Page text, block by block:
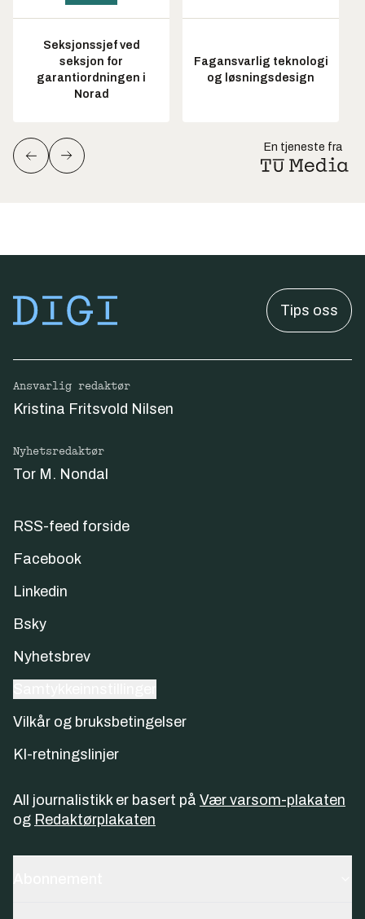
Seksjonssjef ved
seksjon for
garantiordningen i
Norad
Fagansvarlig teknologi
og løsningsdesign
En tjeneste fra
Tips oss
Ansvarlig redaktør
Kristina Fritsvold Nilsen
Nyhetsredaktør
Tor M. Nondal
RSS-feed forside
Facebook
Linkedin
Bsky
Nyhetsbrev
Vilkår og bruksbetingelser
KI-retningslinjer
All journalistikk er basert på Vær varsom-plakaten
og Redaktørplakaten